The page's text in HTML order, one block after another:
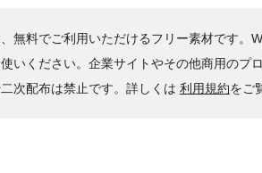
無料でご利用いただけるフリー素材です
いください。企業サイトやその他商用のプ
次配布は禁止です。詳しくは 利用規約をご